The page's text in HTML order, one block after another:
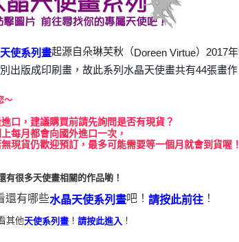
使系列畫起源自朵琳芙秋（Doreen Virtue）2017
出版成印刷畫，故此系列水晶天使畫共有44張畫
～
進口，建議購買前請先詢問是否有現貨？
每月都會向國外進口一次，
現貨仍歡迎預訂，最多可能需要等一個月就會到貨喔！
有很多天使畫相關的作品喲！
還有哪些水晶天使系列畫吧！請按此前往 ！
其他天使系列畫 ！請按此進入 ！